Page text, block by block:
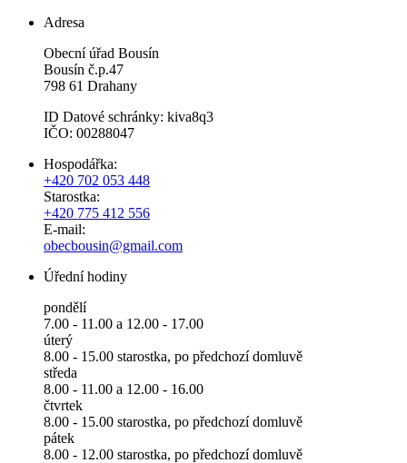
Adresa
Obecní úřad Bousín
Bousín č.p.47
798 61 Drahany
ID Datové schránky: kiva8q3
IČO: 00288047
Hospodářka:
+420 702 053 448
Starostka:
+420 775 412 556
E-mail:
obecbousin@gmail.com
Úřední hodiny
pondělí
7.00 - 11.00 a 12.00 - 17.00
úterý
8.00 - 15.00 starostka, po předchozí domluvě
středa
8.00 - 11.00 a 12.00 - 16.00
čtvrtek
8.00 - 15.00 starostka, po předchozí domluvě
pátek
8.00 - 12.00 starostka, po předchozí domluvě